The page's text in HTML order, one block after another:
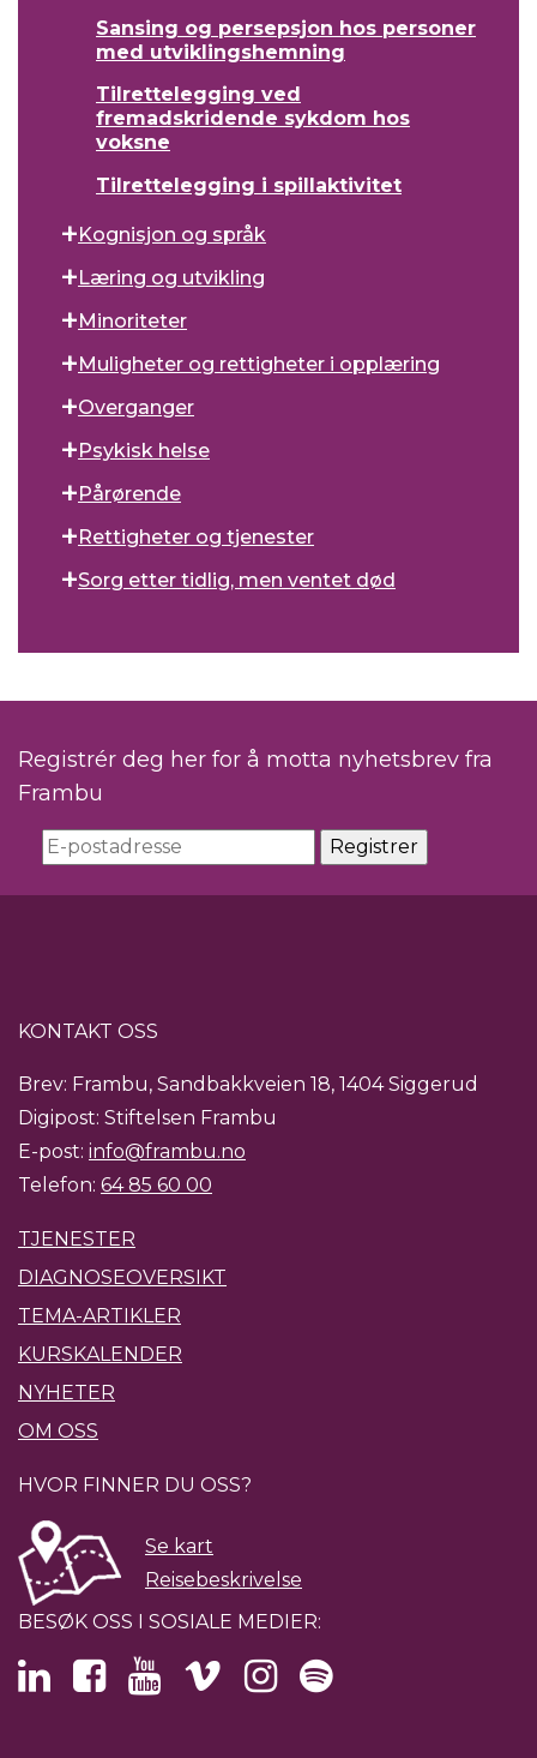
Sansing og persepsjon hos personer
med utviklingshemning
Tilrettelegging ved
fremadskridende sykdom hos
voksne
Tilrettelegging i spillaktivitet
Kognisjon og språk
Læring og utvikling
Minoriteter
Muligheter og rettigheter i opplæring
Overganger
Psykisk helse
Pårørende
Rettigheter og tjenester
Sorg etter tidlig, men ventet død
Registrér deg her for å motta nyhetsbrev fra
Frambu
KONTAKT OSS
Brev: Frambu, Sandbakkveien 18, 1404 Siggerud
Digipost: Stiftelsen Frambu
E-post: info@frambu.no
Telefon: 64 85 60 00
TJENESTER
DIAGNOSEOVERSIKT
TEMA-ARTIKLER
KURSKALENDER
NYHETER
OM OSS
HVOR FINNER DU OSS?
Se kart
Reisebeskrivelse
BESØK OSS I SOSIALE MEDIER: